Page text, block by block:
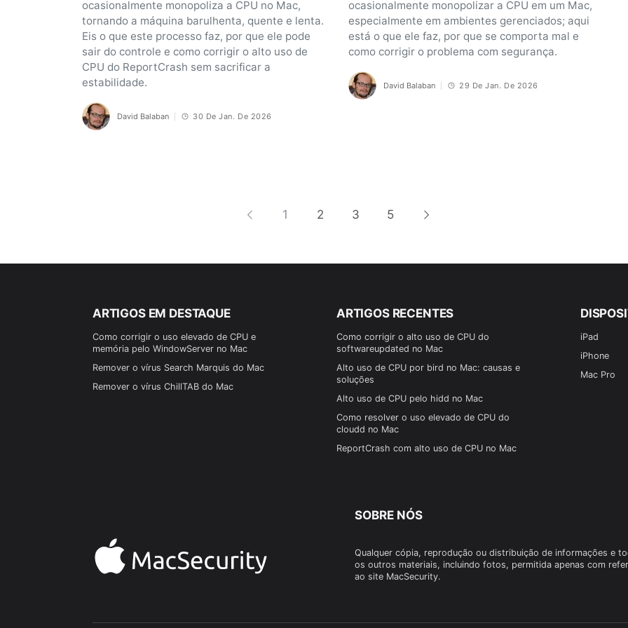
ocasionalmente monopoliza a CPU no Mac,
tornando a máquina barulhenta, quente e lenta.
Eis o que este processo faz, por que ele pode
sair do controle e como corrigir o alto uso de
CPU do ReportCrash sem sacrificar a
estabilidade.
David Balaban 30 De Jan. De 2026
ocasionalmente monopolizar a CPU em um Mac,
especialmente em ambientes gerenciados; aqui
está o que ele faz, por que se comporta mal e
como corrigir o problema com segurança.
David Balaban 29 De Jan. De 2026
1 2 3 5
ARTIGOS EM DESTAQUE
Como corrigir o uso elevado de CPU e
memória pelo WindowServer no Mac
Remover o vírus Search Marquis do Mac
Remover o vírus ChillTAB do Mac
ARTIGOS RECENTES
Como corrigir o alto uso de CPU do
softwareupdated no Mac
Alto uso de CPU por bird no Mac: causas e
soluções
Alto uso de CPU pelo hidd no Mac
Como resolver o uso elevado de CPU do
cloudd no Mac
ReportCrash com alto uso de CPU no Mac
iPad
iPhone
Mac Pro
SOBRE NÓS
Qualquer cópia, reprodução ou distribuição de informações e
os outros materiais, incluindo fotos, permitida apenas com
ao site MacSecurity.